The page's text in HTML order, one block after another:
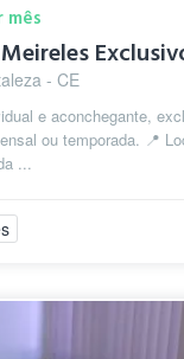
mês
- CE
e aconchegante,
ou temporada. 📍
...